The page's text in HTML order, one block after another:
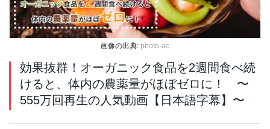
画像の出典: photo-ac
効果抜群！オーガニック食品を2週間食べ続
けると、体内の農薬量がほぼゼロに！ 〜
555万回再生の人気動画【日本語字幕】〜